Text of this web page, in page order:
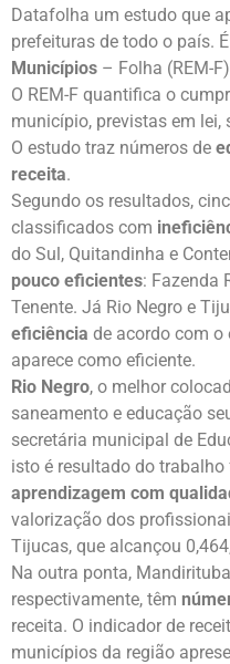
Datafolha um estudo que
prefeituras de todo o país.
Municípios – Folha (REM-
O REM-F quantifica o
município, previstas em lei,
O estudo traz números de
receita.
Segundo os resultados,
classificados com
do Sul, Quitandinha e
pouco eficientes: Fazenda
Tenente. Já Rio Negro e
eficiência de acordo com o
aparece como eficiente.
Rio Negro, o melhor
saneamento e educação
secretária municipal de
isto é resultado do trabalho
aprendizagem com
valorização dos
Tijucas, que alcançou
Na outra ponta,
respectivamente, têm
receita. O indicador de
municípios da região